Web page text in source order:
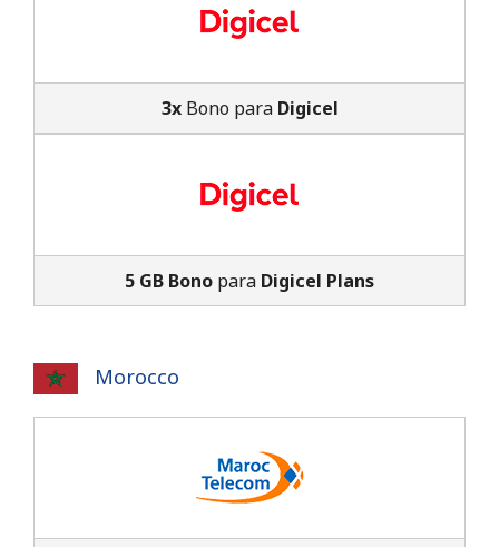
3xBono para Digicel
5 GB Bono para Digicel Plans
Morocco